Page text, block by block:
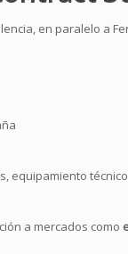
en paralelo a
equipamiento
a mercados como